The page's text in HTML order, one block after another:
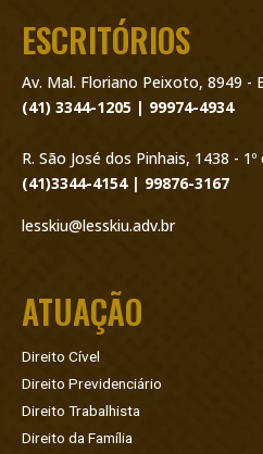
ESCRITÓRIOS
Av. Mal. Floriano Peixoto, 8949 -
(41) 3344-1205 | 99974-4934
R. São José dos Pinhais, 1438 -
(41)3344-4154 | 99876-3167
lesskiu@lesskiu.adv.br
ATUAÇÃO
Direito Cível
Direito Previdenciário
Direito Trabalhista
Direito da Família